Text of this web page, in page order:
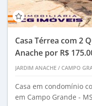
Casa Térrea com 2
Anache por R$
JARDIM ANACHE / CAMPO
Casa em condomínio
em Campo Grande - MS